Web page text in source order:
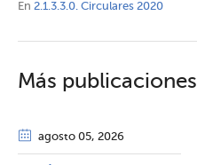
En 2.1.3.3.0. Circulares 2020
Más publicaciones
agosto 05, 2026